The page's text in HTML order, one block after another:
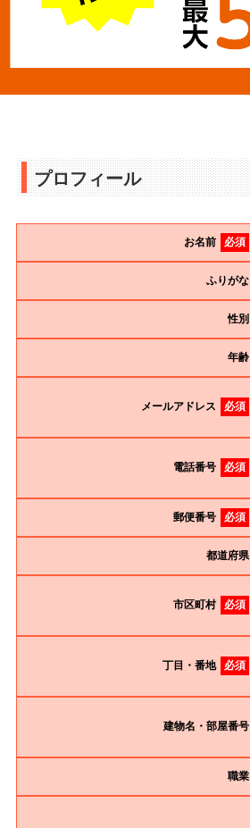
プロフィール
お名前 必須
ふりがな
性別
年齢
メールアドレス
必須
電話番号 必須
郵便番号 必須
都道府県
市区町村
必須
丁目・番地
必須
建物名・部屋番号
職業